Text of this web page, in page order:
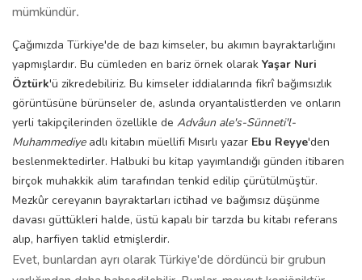
mümkündür.
Çağımızda Türkiye'de de bazı kimseler, bu akımın bayraktarlığını
yapmışlardır. Bu cümleden en bariz örnek olarak Yaşar Nuri
Öztürk'ü zikredebiliriz. Bu kimseler iddialarında fikrî bağımsızlık
görüntüsüne bürünseler de, aslında oryantalistlerden ve onların
yerli takipçilerinden özellikle de Advâun ale's-Sünneti'l-
Muhammediyeadlı kitabın müellifi Mısırlı yazar Ebu Reyye'den
beslenmektedirler. Halbuki bu kitap yayımlandığı günden itibaren
birçok muhakkik alim tarafından tenkid edilip çürütülmüştür.
Mezkûr cereyanın bayraktarları ictihad ve bağımsız düşünme
davası güttükleri halde, üstü kapalı bir tarzda bu kitabı referans
alıp, harfiyen taklid etmişlerdir.
Evet, bunlardan ayrı olarak Türkiye'de dördüncü bir grubun